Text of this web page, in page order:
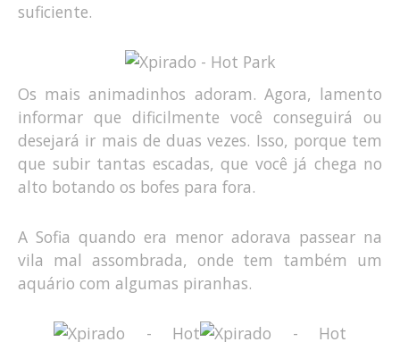
suficiente.
Os mais animadinhos adoram. Agora, lamento
informar que dificilmente você conseguirá ou
desejará ir mais de duas vezes. Isso, porque tem
que subir tantas escadas, que você já chega no
alto botando os bofes para fora.
A Sofia quando era menor adorava passear na
vila mal assombrada, onde tem também um
aquário com algumas piranhas.